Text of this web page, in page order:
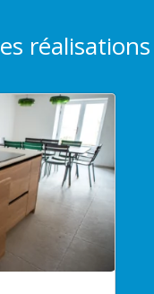
réalisations